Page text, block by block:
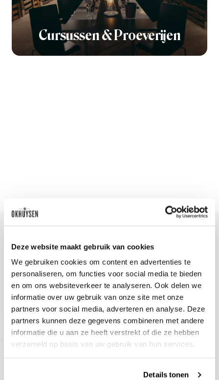
Deze website maakt gebruik van cookies
We gebruiken cookies om content en advertenties te
personaliseren, om functies voor social media te bieden
en om ons websiteverkeer te analyseren. Ook delen we
informatie over uw gebruik van onze site met onze
partners voor social media, adverteren en analyse. Deze
partners kunnen deze gegevens combineren met andere
informatie die u aan ze heeft verstrekt of die ze hebben
verzameld op basis van uw gebruik van hun services.
Details tonen
Cursussen & Proeverijen
Blijf op de hoogte
Ontvang het laatste wijnnieuws, proeverijen en
evenementen
E-mailadres
Aanmelden